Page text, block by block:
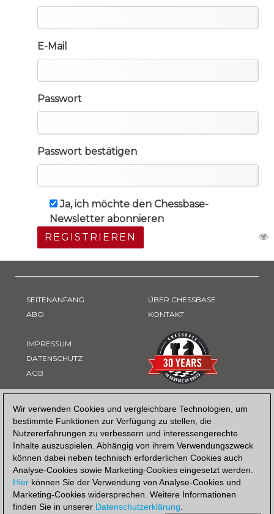
Wir verwenden Cookies und vergleichbare Technologien, um
bestimmte Funktionen zur Verfügung zu stellen, die
Nutzererfahrungen zu verbessern und interessengerechte
Inhalte auszuspielen. Abhängig von ihrem Verwendungszweck
können dabei neben technisch erforderlichen Cookies auch
Analyse-Cookies sowie Marketing-Cookies eingesetzt werden.
Hier können Sie der Verwendung von Analyse-Cookies und
Marketing-Cookies widersprechen. Weitere Informationen
finden Sie in unserer Datenschutzerklärung.
E-Mail
Passwort
Passwort bestätigen
Ja, ich möchte den Chessbase-
Newsletter abonnieren
REGISTRIEREN
SEITENANFANG
ABO
IMPRESSUM
DATENSCHUTZ
AGB
ÜBER CHESSBASE
KONTAKT
ZAHLUNGSART